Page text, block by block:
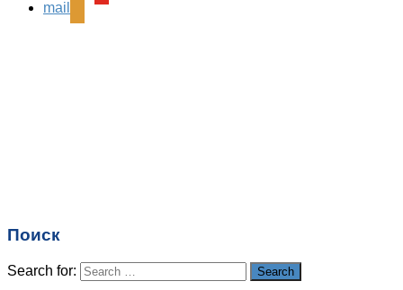
поля помечены
mail
Поиск
Search for: Search